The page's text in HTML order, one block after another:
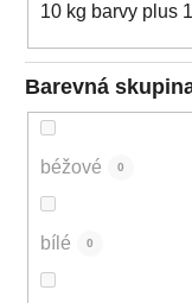
10 kg barvy plus
Barevná
béžové 0
bílé 0